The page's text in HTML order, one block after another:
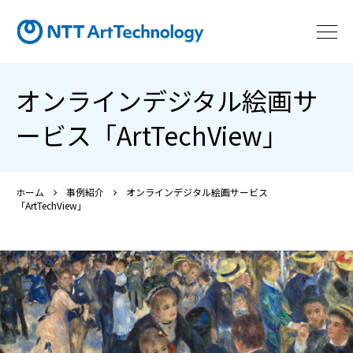
オンラインデジタル絵画サ
ービス「ArtTechView」
ホーム 事例紹介
オンラインデジタル絵画サービス
「ArtTechView」